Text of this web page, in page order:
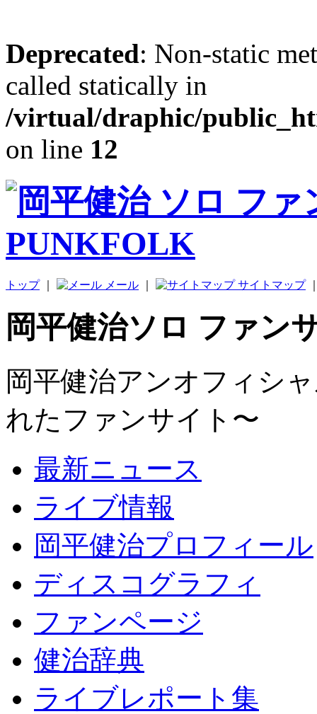
Deprecated: Non-static
called statically in
/virtual/draphic/
on line 12
トップ｜ メール サイトマップ
岡平健治ソロ ファン
岡平健治アンオフィシ
れたファンサイト〜
最新ニュース
ライブ情報
岡平健治プロフィール
ディスコグラフィ
ファンページ
健治辞典
ライブレポート集